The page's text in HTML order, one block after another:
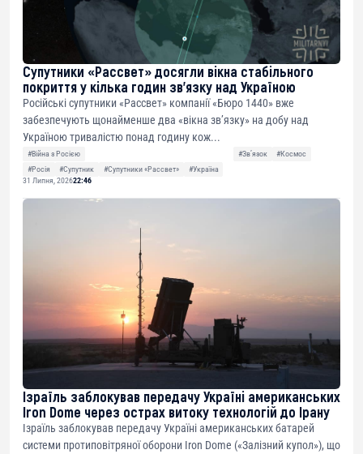
Супутники «Рассвет» досягли вікна стабільного
покриття у кілька годин зв’язку над Україною
Російські супутники «Рассвет» компанії «Бюро 1440» вже
забезпечують щонайменше два «вікна зв’язку» на добу над
Україною тривалістю понад годину кож...
#Війна з Росією #Звʼязок
#Космос
#Росія
#Супутник #Супутники «Рассвет»
#Україна
31 Липня, 202622:46
Ізраїль заблокував передачу Україні американських
Iron Dome через острах витоку технологій до Ірану
Ізраїль заблокував передачу Україні американських батарей
системи протиповітряної оборони Iron Dome («Залізний купол»), що